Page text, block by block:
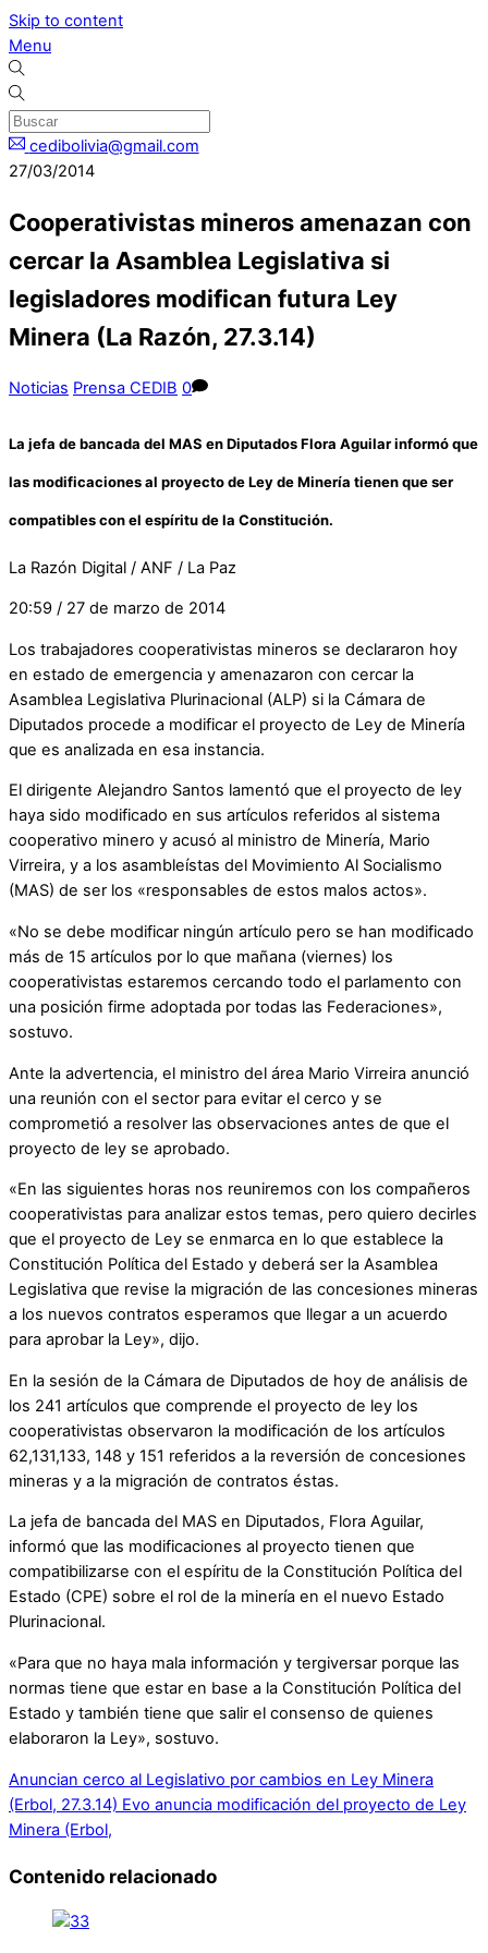
Skip to content
Menu
cedibolivia@gmail.com
27/03/2014
Cooperativistas mineros amenazan con
cercar la Asamblea Legislativa si
legisladores modifican futura Ley
Minera (La Razón, 27.3.14)
Noticias Prensa CEDIB 0
La jefa de bancada del MAS en Diputados Flora Aguilar informó que
las modificaciones al proyecto de Ley de Minería tienen que ser
compatibles con el espíritu de la Constitución.
La Razón Digital / ANF / La Paz
20:59 / 27 de marzo de 2014
Los trabajadores cooperativistas mineros se declararon hoy
en estado de emergencia y amenazaron con cercar la
Asamblea Legislativa Plurinacional (ALP) si la Cámara de
Diputados procede a modificar el proyecto de Ley de Minería
que es analizada en esa instancia.
El dirigente Alejandro Santos lamentó que el proyecto de ley
haya sido modificado en sus artículos referidos al sistema
cooperativo minero y acusó al ministro de Minería, Mario
Virreira, y a los asambleístas del Movimiento Al Socialismo
(MAS) de ser los «responsables de estos malos actos».
«No se debe modificar ningún artículo pero se han modificado
más de 15 artículos por lo que mañana (viernes) los
cooperativistas estaremos cercando todo el parlamento con
una posición firme adoptada por todas las Federaciones»,
sostuvo.
Ante la advertencia, el ministro del área Mario Virreira anunció
una reunión con el sector para evitar el cerco y se
comprometió a resolver las observaciones antes de que el
proyecto de ley se aprobado.
«En las siguientes horas nos reuniremos con los compañeros
cooperativistas para analizar estos temas, pero quiero decirles
que el proyecto de Ley se enmarca en lo que establece la
Constitución Política del Estado y deberá ser la Asamblea
Legislativa que revise la migración de las concesiones mineras
a los nuevos contratos esperamos que llegar a un acuerdo
para aprobar la Ley», dijo.
En la sesión de la Cámara de Diputados de hoy de análisis de
los 241 artículos que comprende el proyecto de ley los
cooperativistas observaron la modificación de los artículos
62,131,133, 148 y 151 referidos a la reversión de concesiones
mineras y a la migración de contratos éstas.
La jefa de bancada del MAS en Diputados, Flora Aguilar,
informó que las modificaciones al proyecto tienen que
compatibilizarse con el espíritu de la Constitución Política del
Estado (CPE) sobre el rol de la minería en el nuevo Estado
Plurinacional.
«Para que no haya mala información y tergiversar porque las
normas tiene que estar en base a la Constitución Política del
Estado y también tiene que salir el consenso de quienes
elaboraron la Ley», sostuvo.
Anuncian cerco al Legislativo por cambios en Ley Minera
(Erbol, 27.3.14) Evo anuncia modificación del proyecto de Ley
Minera (Erbol,
Contenido relacionado